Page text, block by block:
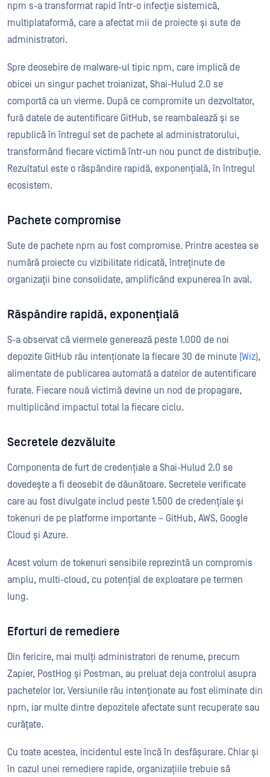
npm s-a transformat rapid într-o infecție sistemică,
multiplataformă, care a afectat mii de proiecte și sute de
administratori.
Spre deosebire de malware-ul tipic npm, care implică de
obicei un singur pachet troianizat, Shai-Hulud 2.0 se
comportă ca un vierme. După ce compromite un dezvoltator,
fură datele de autentificare GitHub, se reambalează și se
republică în întregul set de pachete al administratorului,
transformând fiecare victimă într-un nou punct de distribuție.
Rezultatul este o răspândire rapidă, exponențială, în întregul
ecosistem.
Pachete compromise
Sute de pachete npm au fost compromise. Printre acestea se
numără proiecte cu vizibilitate ridicată, întreținute de
organizații bine consolidate, amplificând expunerea în aval.
Răspândire rapidă, exponențială
S-a observat că viermele generează peste 1.000 de noi
depozite GitHub rău intenționate la fiecare 30 de minute (Wiz),
alimentate de publicarea automată a datelor de autentificare
furate. Fiecare nouă victimă devine un nod de propagare,
multiplicând impactul total la fiecare ciclu.
Secretele dezvăluite
Componenta de furt de credențiale a Shai-Hulud 2.0 se
dovedește a fi deosebit de dăunătoare. Secretele verificate
care au fost divulgate includ peste 1.500 de credențiale și
tokenuri de pe platforme importante – GitHub, AWS, Google
Cloud și Azure.
Acest volum de tokenuri sensibile reprezintă un compromis
amplu, multi-cloud, cu potențial de exploatare pe termen
lung.
Eforturi de remediere
Din fericire, mai mulți administratori de renume, precum
Zapier, PostHog și Postman, au preluat deja controlul asupra
pachetelor lor. Versiunile rău intenționate au fost eliminate din
npm, iar multe dintre depozitele afectate sunt recuperate sau
curățate.
Cu toate acestea, incidentul este încă în desfășurare. Chiar și
în cazul unei remediere rapide, organizațiile trebuie să